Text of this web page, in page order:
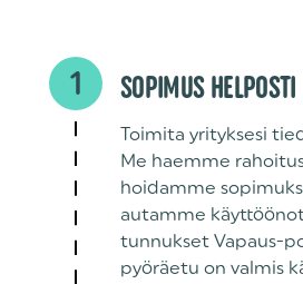
1 SOPIMUS HELPOSTI
Toimita yrityksesi
Me haemme
hoidamme
autamme
tunnukset Vapaus-
pyöräetu on valmis